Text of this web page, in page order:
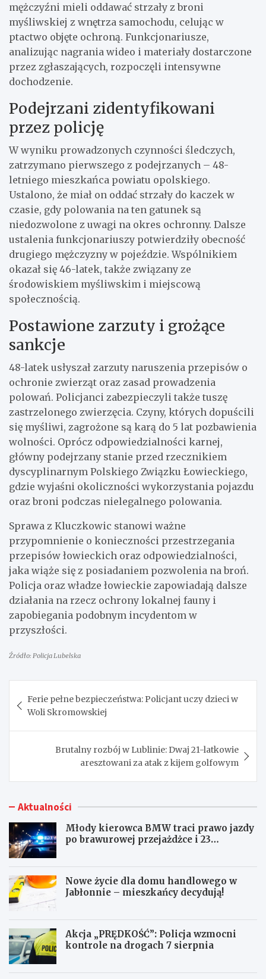
mężczyźni mieli oddawać strzały z broni
myśliwskiej z wnętrza samochodu, celując w
ptactwo objęte ochroną. Funkcjonariusze,
analizując nagrania wideo i materiały dostarczone
przez zgłaszających, rozpoczęli intensywne
dochodzenie.
Podejrzani zidentyfikowani
przez policję
W wyniku prowadzonych czynności śledczych,
zatrzymano pierwszego z podejrzanych – 48-
letniego mieszkańca powiatu opolskiego.
Ustalono, że miał on oddać strzały do kaczek w
czasie, gdy polowania na ten gatunek są
niedozwolone z uwagi na okres ochronny. Dalsze
ustalenia funkcjonariuszy potwierdziły obecność
drugiego mężczyzny w pojeździe. Wspólnikiem
okazał się 46-latek, także związany ze
środowiskiem myśliwskim i miejscową
społecznością.
Postawione zarzuty i grożące
sankcje
48-latek usłyszał zarzuty naruszenia przepisów o
ochronie zwierząt oraz zasad prowadzenia
polowań. Policjanci zabezpieczyli także tuszę
zastrzelonego zwierzęcia. Czyny, których dopuścili
się myśliwi, zagrożone są karą do 5 lat pozbawienia
wolności. Oprócz odpowiedzialności karnej,
główny podejrzany stanie przed rzecznikiem
dyscyplinarnym Polskiego Związku Łowieckiego,
gdzie wyjaśni okoliczności wykorzystania pojazdu
oraz broni podczas nielegalnego polowania.
Sprawa z Kluczkowic stanowi ważne
przypomnienie o konieczności przestrzegania
przepisów łowieckich oraz odpowiedzialności,
jaka wiąże się z posiadaniem pozwolenia na broń.
Policja oraz władze łowieckie zapowiadają dalsze
działania na rzecz ochrony lokalnej fauny i
zapobiegania podobnym incydentom w
przyszłości.
Źródło: Policja Lubelska
wpisu
Ferie pełne bezpieczeństwa: Policjant uczy dzieci w
Woli Skromowskiej
Brutalny rozbój w Lublinie: Dwaj 21-latkowie
aresztowani za atak z kijem golfowym
Aktualności
Młody kierowca BMW traci prawo jazdy
po brawurowej przejażdżce i 23
Nowe życie dla domu handlowego w
Jabłonnie – mieszkańcy decydują!
Akcja „PRĘDKOŚĆ”: Policja wzmocni
kontrole na drogach 7 sierpnia